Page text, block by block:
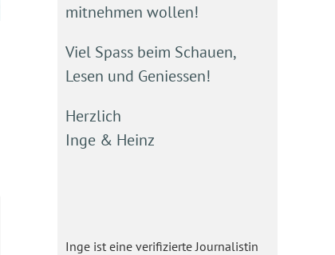
mitnehmen wollen!
Viel Spass beim Schauen,
Lesen und Geniessen!
Herzlich
Inge & Heinz
Inge ist eine verifizierte Journalistin